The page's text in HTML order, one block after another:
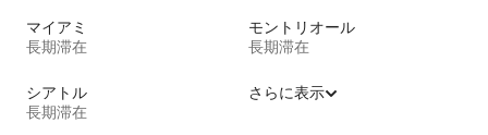
マイアミ
長期滞在
モントリオール
長期滞在
シアトル
長期滞在
さらに表示